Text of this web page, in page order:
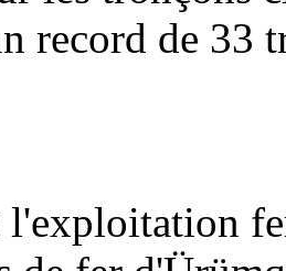
record de 33
l'exploitation